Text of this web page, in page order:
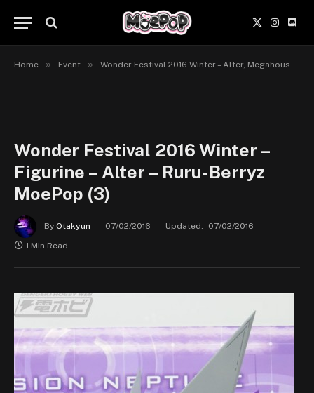
X
(Twitter)
Home » Event » Wonder Festival 2016 Winter – Alter, Megahouse, Di Molto bene
Wonder Festival 2016 Winter –
Figurine – Alter – Ruru-Berryz
MoePop (3)
By Otakyun 07/02/2016 Updated:
07/02/2016
1 Min Read